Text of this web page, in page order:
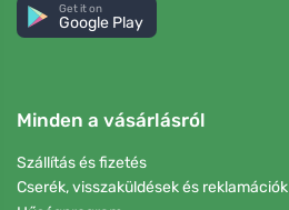
Get it on
Google Play
Minden a vásárlásról
Szállítás és fizetés
Cserék, visszaküldések és reklamációk